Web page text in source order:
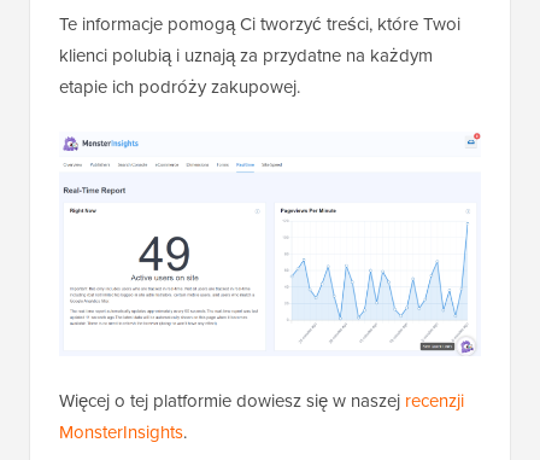
Te informacje pomogą Ci tworzyć treści, które Twoi
klienci polubią i uznają za przydatne na każdym
etapie ich podróży zakupowej.
Więcej o tej platformie dowiesz się w naszej recenzji
MonsterInsights.